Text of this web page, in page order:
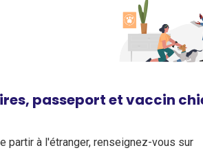
passeport et vaccin
partir à l'étranger, renseignez-vous sur